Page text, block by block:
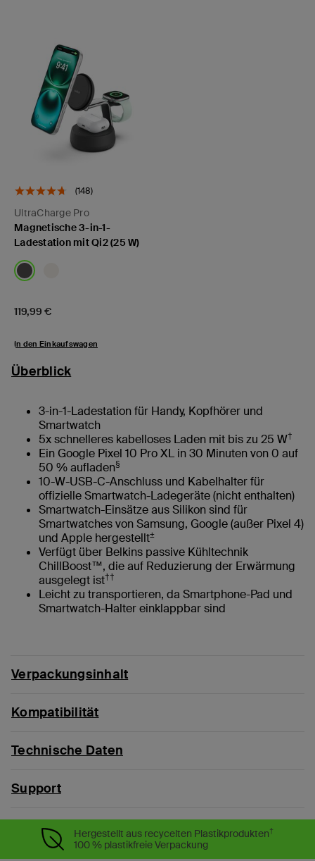
(148)
UltraCharge Pro
Magnetische 3-in-1-
Ladestation mit Qi2 (25 W)
Price:
119,99 €
In den Einkaufswagen
Überblick
3-in-1-Ladestation für Handy, Kopfhörer und
Smartwatch
5x schnelleres kabelloses Laden mit bis zu 25 W†
Ein Google Pixel 10 Pro XL in 30 Minuten von 0 auf
50 % aufladen§
10-W-USB-C-Anschluss und Kabelhalter für
offizielle Smartwatch-Ladegeräte (nicht enthalten)
Smartwatch-Einsätze aus Silikon sind für
Smartwatches von Samsung, Google (außer Pixel 4)
und Apple hergestellt±
Verfügt über Belkins passive Kühltechnik
ChillBoost™, die auf Reduzierung der Erwärmung
ausgelegt ist††
Leicht zu transportieren, da Smartphone-Pad und
Smartwatch-Halter einklappbar sind
Verpackungsinhalt
Kompatibilität
Technische Daten
Support
Hergestellt aus recycelten Plastikprodukten†
100 % plastikfreie Verpackung